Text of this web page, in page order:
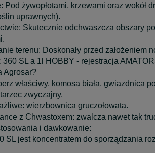
Pod żywopłotami, krzewami oraz wokół
uprawnych).
Skutecznie odchwaszcza obszary
terenu: Doskonały przed założeniem
360 SL a 1l HOBBY - rejestracja
Agrosar?
właściwy, komosa biała, gwiazdnica
zwyczajny.
wierzbownica gruczołowata.
z Chwastoxem: zwalcza nawet tak
i dawkowanie:
SL jest koncentratem do sporządzania